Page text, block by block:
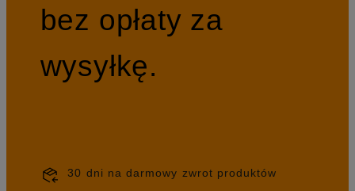
bez opłaty za
wysyłkę.
30 dni na darmowy zwrot produktów